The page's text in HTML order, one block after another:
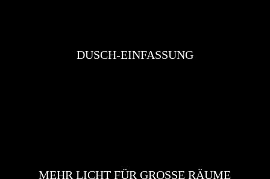
DUSCH-EINFASSUNG
MEHR LICHT FÜR GROSSE RÄUME